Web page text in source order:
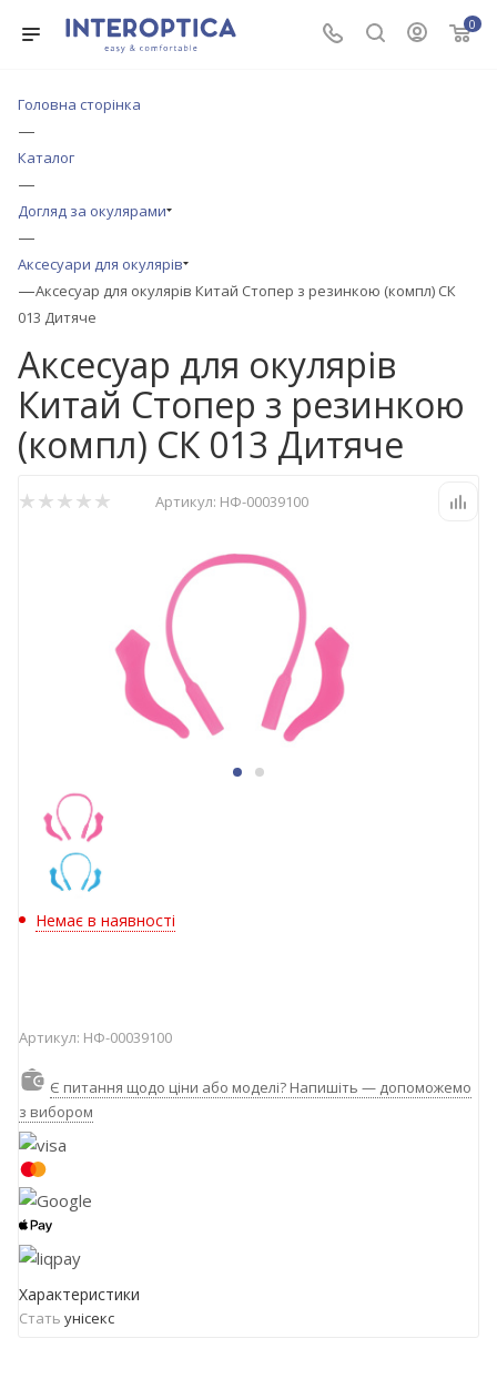
0
Головна сторінка
—
Каталог
—
Догляд за окулярами
—
Аксесуари для окулярів
—Аксесуар для окулярів Китай Стопер з резинкою (компл) СК
013 Дитяче
Аксесуар для окулярів
Китай Стопер з резинкою
(компл) СК 013 Дитяче
Артикул: НФ-00039100
Немає в наявності
Артикул: НФ-00039100
Є питання щодо ціни або моделі? Напишіть — допоможемо
з вибором
Характеристики
Стать унісекс